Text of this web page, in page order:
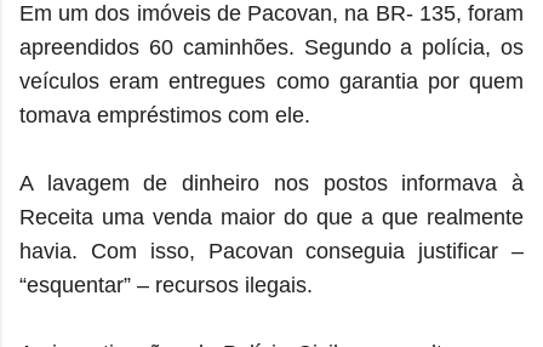
Em um dos imóveis de Pacovan, na BR- 135, foram
apreendidos 60 caminhões. Segundo a polícia, os
veículos eram entregues como garantia por quem
tomava empréstimos com ele.
A lavagem de dinheiro nos postos informava à
Receita uma venda maior do que a que realmente
havia. Com isso, Pacovan conseguia justificar –
“esquentar” – recursos ilegais.